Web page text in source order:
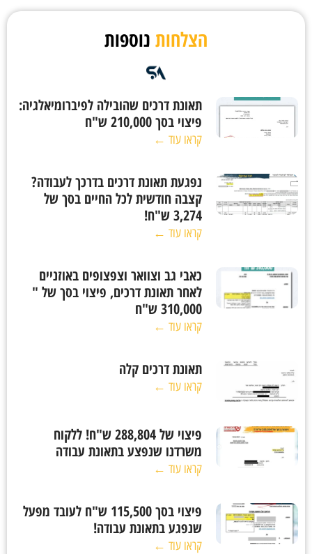
הצלחות נוספות
תאונת דרכים שהובילה לפיברומיאלגיה:
פיצוי בסך 210,000 ש"ח
קראו עוד ←
נפגעת תאונת דרכים בדרכך לעבודה?
קצבה חודשית לכל החיים בסך של
3,274 ש"ח!
קראו עוד ←
כאבי גב וצוואר וצפצופים באוזניים
לאחר תאונת דרכים, פיצוי בסך של "
310,000 ש"ח
קראו עוד ←
תאונת דרכים קלה
קראו עוד ←
פיצוי של 288,804 ש"ח! ללקוח
משרדנו שנפצע בתאונת עבודה
קראו עוד ←
פיצוי בסך 115,500 ש"ח לעובד מפעל
שנפגע בתאונת עבודה!
קראו עוד ←